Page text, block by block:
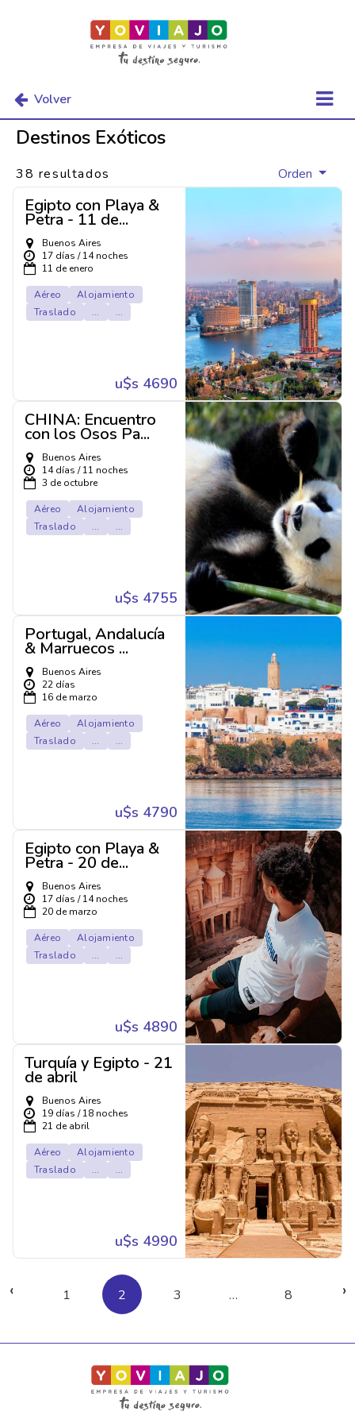
Volver
Destinos Exóticos
38 resultados Orden
Egipto con Playa &
Petra - 11 de...
Buenos Aires
17 días / 14 noches
11 de enero
Aéreo
Alojamiento
Traslado
... ...
u$s 4690
CHINA: Encuentro
con los Osos Pa...
Buenos Aires
14 días / 11 noches
3 de octubre
Aéreo
Alojamiento
Traslado
... ...
u$s 4755
Portugal, Andalucía
& Marruecos ...
Buenos Aires
22 días
16 de marzo
Aéreo
Alojamiento
Traslado
... ...
u$s 4790
Egipto con Playa &
Petra - 20 de...
Buenos Aires
17 días / 14 noches
20 de marzo
Aéreo
Alojamiento
Traslado
... ...
u$s 4890
Turquía y Egipto - 21
de abril
Buenos Aires
19 días / 18 noches
21 de abril
Aéreo
Alojamiento
Traslado
... ...
u$s 4990
‹ 1 2 3 … 8 ›